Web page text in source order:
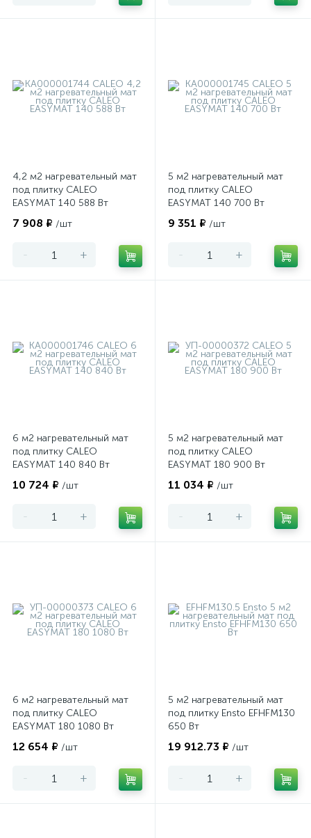
4,2 м2 нагревательный мат
под плитку CALEO
EASYMAT 140 588 Вт
7 908 ₽ /шт
- +
5 м2 нагревательный мат
под плитку CALEO
EASYMAT 140 700 Вт
9 351 ₽ /шт
- +
6 м2 нагревательный мат
под плитку CALEO
EASYMAT 140 840 Вт
10 724 ₽ /шт
- +
5 м2 нагревательный мат
под плитку CALEO
EASYMAT 180 900 Вт
11 034 ₽ /шт
- +
6 м2 нагревательный мат
под плитку CALEO
EASYMAT 180 1080 Вт
12 654 ₽ /шт
- +
5 м2 нагревательный мат
под плитку Ensto EFHFM130
650 Вт
19 912.73 ₽ /шт
- +